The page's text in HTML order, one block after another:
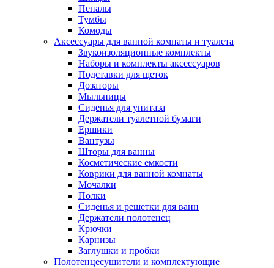
Пеналы
Тумбы
Комоды
Аксессуары для ванной комнаты и туалета
Звукоизоляционные комплекты
Наборы и комплекты аксессуаров
Подставки для щеток
Дозаторы
Мыльницы
Сиденья для унитаза
Держатели туалетной бумаги
Ершики
Вантузы
Шторы для ванны
Косметические емкости
Коврики для ванной комнаты
Мочалки
Полки
Сиденья и решетки для ванн
Держатели полотенец
Крючки
Карнизы
Заглушки и пробки
Полотенцесушители и комплектующие